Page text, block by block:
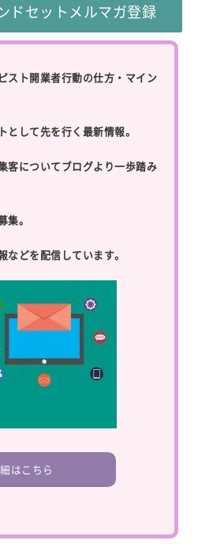
ドセットメルマガ登録
スト開業者行動の仕方・マイン
して先を行く最新情報。
客についてブログより一歩踏み
。
どを配信しています。
はこちら